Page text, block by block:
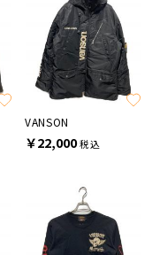
VANSON
￥22,000税込